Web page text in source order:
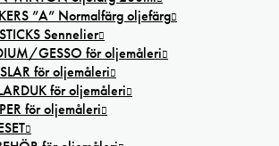
”A” Normalfärg oljefärg
Sennelier
GESSO för oljemåleri
för oljemåleri
för oljemåleri
för oljemåleri